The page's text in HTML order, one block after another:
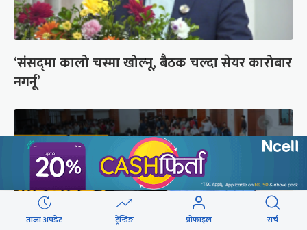
‘संसद्‍मा कालो चस्मा खोल्नू, बैठक चल्दा सेयर कारोबार
नगर्नू’
ताजा अपडेट ट्रेन्डिङ प्रोफाइल सर्च